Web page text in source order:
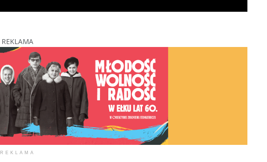
REKLAMA
REKLAMA